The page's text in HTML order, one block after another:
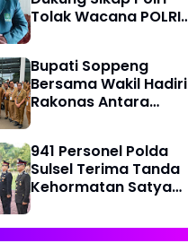
Tolak Wacana POLRI
Bupati Soppeng
Bersama Wakil Hadiri
Rakonas Antara
Menyelaraskan
Kebijakan
941 Personel Polda
Sulsel Terima Tanda
Kehormatan Satya